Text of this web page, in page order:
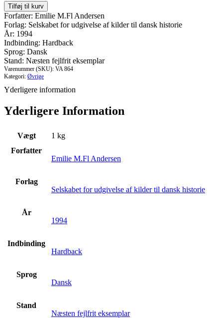
De
Hansborgske
Domme
1545-
1578.
Bind
1-
3
antal
Tilføj til kurv
Forfatter: Emilie M.Fl Andersen
Forlag: Selskabet for udgivelse af kilder til dansk historie
År: 1994
Indbinding: Hardback
Sprog: Dansk
Stand: Næsten fejlfrit eksemplar
Varenummer (SKU): VA 864
Kategori: Øvrige
Yderligere information
Yderligere Information
Vægt
1 kg
Forfatter
Emilie M.Fl Andersen
Forlag
Selskabet for udgivelse af kilder til dansk historie
År
1994
Indbinding
Hardback
Sprog
Dansk
Stand
Næsten fejlfrit eksemplar